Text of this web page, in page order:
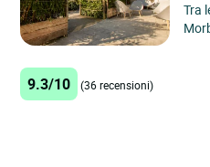
Tra
9.3/10 (36 recensioni)